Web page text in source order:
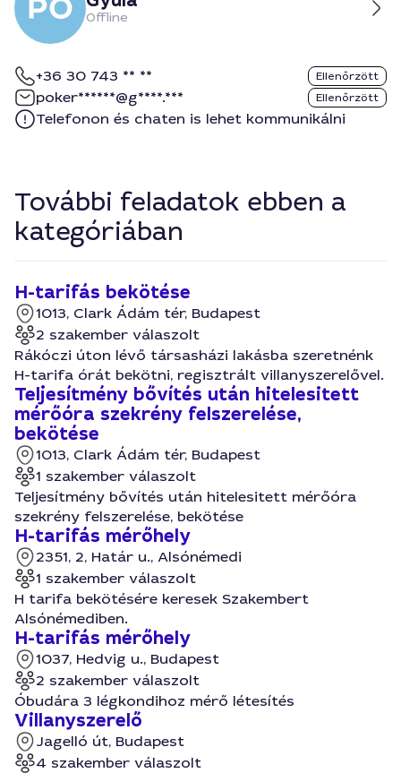
Offline
+36 30 743 ** ** Ellenőrzött
poker******@g****.*** Ellenőrzött
Telefonon és chaten is lehet kommunikálni
További feladatok ebben a
kategóriában
H-tarifás bekötése
1013, Clark Ádám tér, Budapest
2 szakember válaszolt
Rákóczi úton lévő társasházi lakásba szeretnénk
H-tarifa órát bekötni, regisztrált villanyszerelővel.
Teljesítmény bővítés után hitelesitett
mérőóra szekrény felszerelése,
bekötése
1013, Clark Ádám tér, Budapest
1 szakember válaszolt
Teljesítmény bővítés után hitelesitett mérőóra
szekrény felszerelése, bekötése
H-tarifás mérőhely
2351, 2, Határ u., Alsónémedi
1 szakember válaszolt
H tarifa bekötésére keresek Szakembert
Alsónémediben.
H-tarifás mérőhely
1037, Hedvig u., Budapest
2 szakember válaszolt
Óbudára 3 légkondihoz mérő létesítés
Villanyszerelő
Jagelló út, Budapest
4 szakember válaszolt